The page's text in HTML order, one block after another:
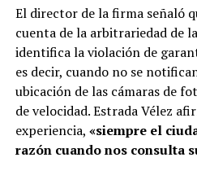
El director de la firma señaló
cuenta de la arbitrariedad de
identifica la violación de
es decir, cuando no se
ubicación de las cámaras de
de velocidad. Estrada Vélez
experiencia, «siempre el
razón cuando nos consulta